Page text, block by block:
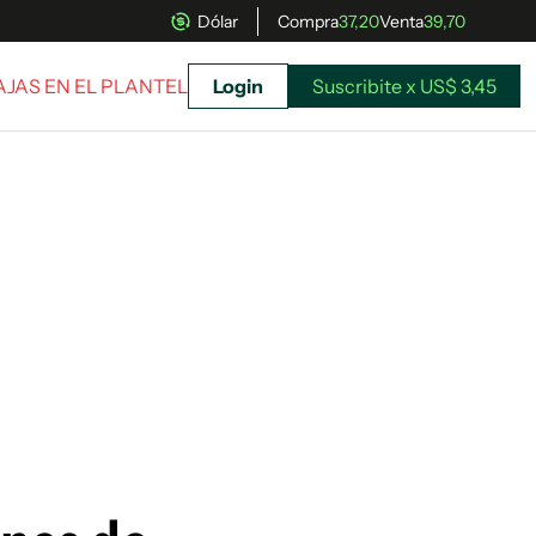
Dólar Compra37,20Venta39,70
EN EL PLANTEL Login Suscribite x US$ 3,45